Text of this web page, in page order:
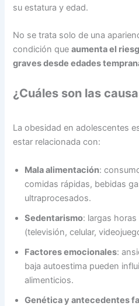
su estatura y edad.
No se trata solo de una
condición queaumenta el
graves desde edades
¿Cuáles son las
La obesidad en adolescentes
estar relacionada con:
Mala alimentación:
comidas rápidas, bebidas
ultraprocesados.
Sedentarismo: largas
(televisión, celular,
Factores emocionales:
baja autoestima pueden
alimenticios.
Genética y antecedentes